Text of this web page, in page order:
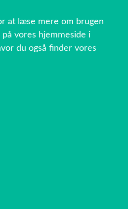
at læse mere om brugen
vores hjemmeside i
du også finder vores